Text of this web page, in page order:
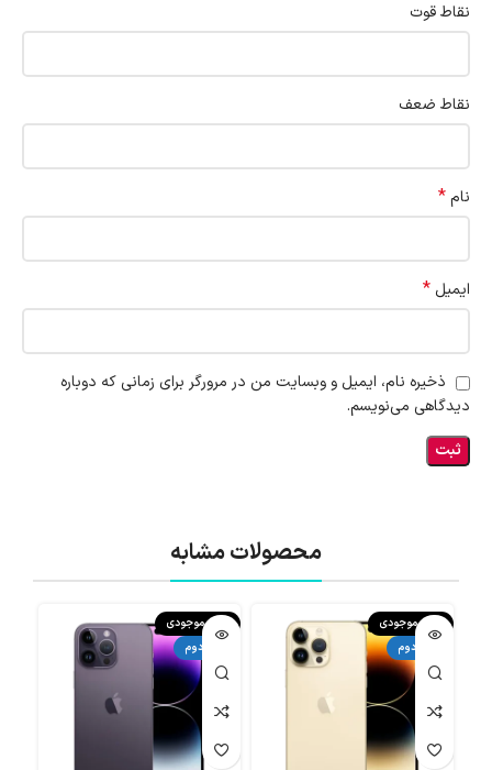
نقاط قوت
نقاط ضعف
نام*
ایمیل *
ذخیره نام، ایمیل و وبسایت من در مرورگر برای زمانی که دوباره
دیدگاهی می‌نویسم.
محصولات مشابه
اتمام موجودی
دست دوم
اتمام موجودی
دست دوم